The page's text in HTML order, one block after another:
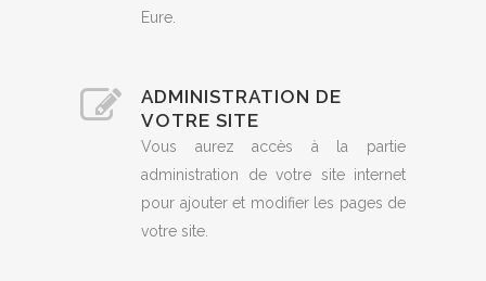
Eure.
ADMINISTRATION DE
VOTRE SITE
Vous aurez accès à la partie
administration de votre site internet
pour ajouter et modifier les pages de
votre site.